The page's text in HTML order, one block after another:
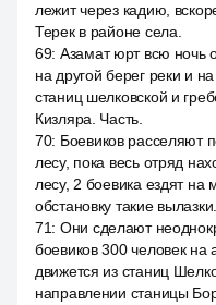
лежит через кадию,
Терек в районе села.
69: Азамат юрт всю ночь
на другой берег реки и
станиц шелковской и
Кизляра. Часть.
70: Боевиков расселяют
лесу, пока весь отряд
лесу, 2 боевика ездят на
обстановку такие вылазки.
71: Они сделают
боевиков 300 человек на
движется из станиц
направлении станицы